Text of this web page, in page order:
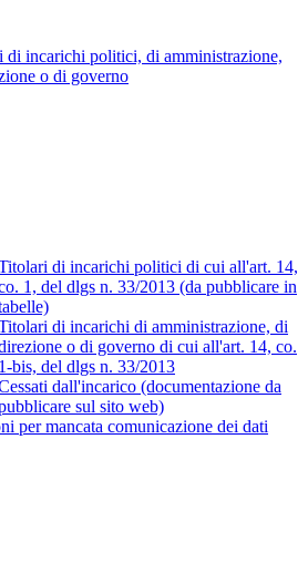
di incarichi politici, di amministrazione,
o di governo
di incarichi politici di cui all'art. 14,
1, del dlgs n. 33/2013 (da pubblicare in
di incarichi di amministrazione, di
o di governo di cui all'art. 14, co.
1-bis, del dlgs n. 33/2013
dall'incarico (documentazione da
sul sito web)
per mancata comunicazione dei dati